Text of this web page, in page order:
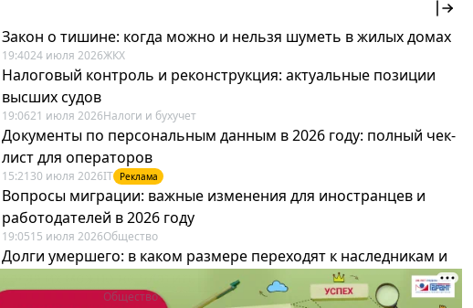
Закон о тишине: когда можно и нельзя шуметь в жилых домах
19:4024 июля 2026ЖКХ
Налоговый контроль и реконструкция: актуальные позиции
высших судов
19:0621 июля 2026Налоги и бухучет
Документы по персональным данным в 2026 году: полный чек-
лист для операторов
15:21 30 июля 2026IT Реклама
Вопросы миграции: важные изменения для иностранцев и
работодателей в 2026 году
19:0515 июля 2026Общество
Долги умершего: в каком размере переходят к наследникам и
19:43 Общество